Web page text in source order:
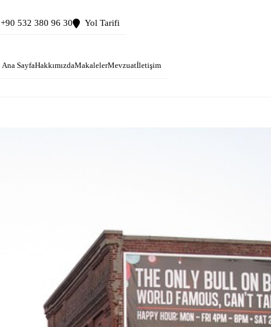
+90 532 380 96 30 Yol Tarifi
Ana SayfaHakkımızdaMakalelerMevzuatİletişim